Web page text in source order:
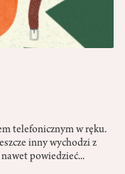
telefonicznym w ręku.
inny wychodzi z
powiedzieć...